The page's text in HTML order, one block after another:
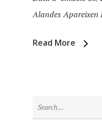
Alandes
Read More